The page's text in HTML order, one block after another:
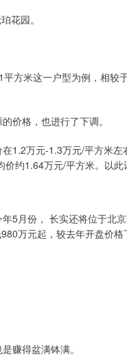
花园。
方米这一户型为例，相较
价格，也进行了下调。
1.2万元-1.3万元/平方米
约1.64万元/平方米。以
5月份， 长实还将位于北
万元起，较去年开盘价格
赚得盆满钵满。